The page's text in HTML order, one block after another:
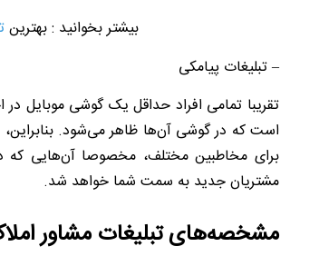
بیشتر بخوانید : بهترین
– تبلیغات پیامکی
تقریبا تمامی افراد حداقل یک گوشی موبایل
است که در گوشی آن‌ها ظاهر می‌شود.
برای مخاطبین مختلف، مخصوصا آن‌هایی که
مشتریان جدید به سمت شما خواهد شد.
مشخصه‌های تبلیغات مشاور